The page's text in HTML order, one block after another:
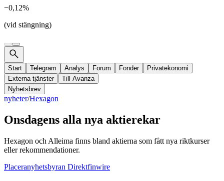
−0,12%
(vid stängning)
Start Telegram Analys Forum Fonder
Privatekonomi
Externa tjänster
Till Avanza
Nyhetsbrev
nyheter/Hexagon
Onsdagens alla nya aktierekar
Hexagon och Alleima finns bland aktierna som fått nya riktkurser
eller rekommendationer.
Placeranyhetsbyran Direktfinwire